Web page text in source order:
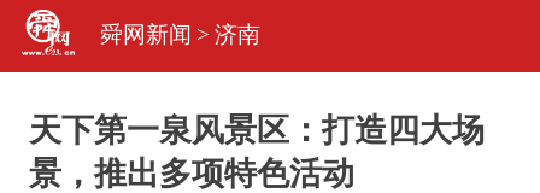
舜网新闻 > 济南
天下第一泉风景区：打造四大场
景，推出多项特色活动